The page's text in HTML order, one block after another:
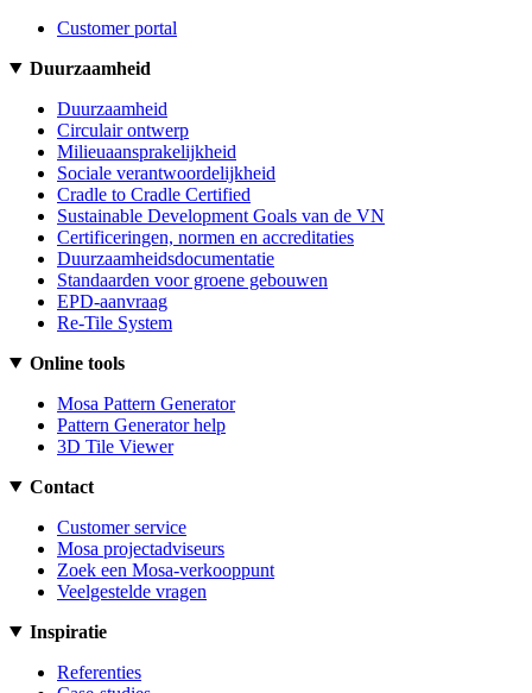
Customer portal
Duurzaamheid
Duurzaamheid
Circulair ontwerp
Milieuaansprakelijkheid
Sociale verantwoordelijkheid
Cradle to Cradle Certified
Sustainable Development Goals van de VN
Certificeringen, normen en accreditaties
Duurzaamheidsdocumentatie
Standaarden voor groene gebouwen
EPD-aanvraag
Re-Tile System
Online tools
Mosa Pattern Generator
Pattern Generator help
3D Tile Viewer
Contact
Customer service
Mosa projectadviseurs
Zoek een Mosa-verkooppunt
Veelgestelde vragen
Inspiratie
Referenties